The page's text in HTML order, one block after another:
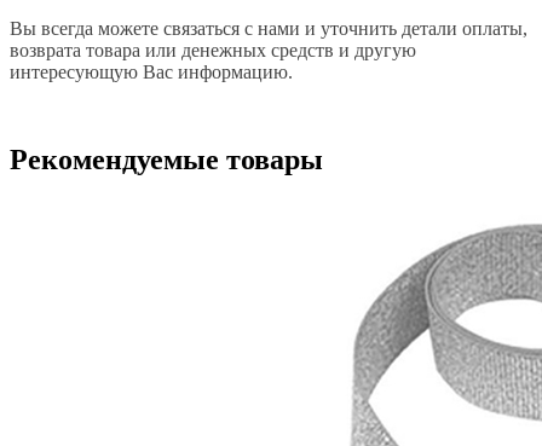
Вы всегда можете связаться с нами и уточнить детали оплаты,
возврата товара или денежных средств и другую
интересующую Вас информацию.
Рекомендуемые товары